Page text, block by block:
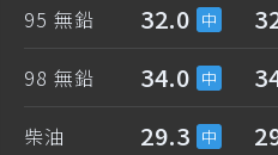
95 無鉛 32.0
98 無鉛 34.0
柴油 29.3